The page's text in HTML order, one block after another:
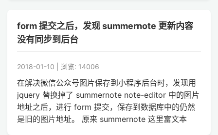
form 提交之后，发现 summernote 更新内容
没有同步到后台
2018-01-10 | 浏览: 14006
在解决微信公众号图片保存到小程序后台时，发现用
jquery 替换掉了 summernote note-editor 中的图片
地址之后，进行 form 提交，保存到数据库中的仍然
是旧的图片地址。 原来 summernote 这里富文本